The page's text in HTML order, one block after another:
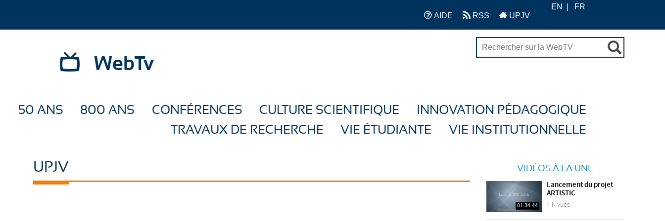
AIDE RSS UPJV
EN FR
WebTv
50 ANS 800 ANS CONFÉRENCES CULTURE SCIENTIFIQUE
INNOVATION PÉDAGOGIQUE
TRAVAUX DE RECHERCHE
VIE ÉTUDIANTE VIE INSTITUTIONNELLE
UPJV VIDÉOS À LA UNE
01:34:44
Lancement du projet
ARTISTIC
4 K vues